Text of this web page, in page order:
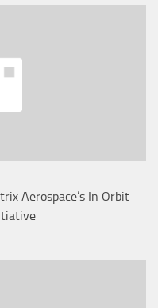
Aerospace’s In Orbit